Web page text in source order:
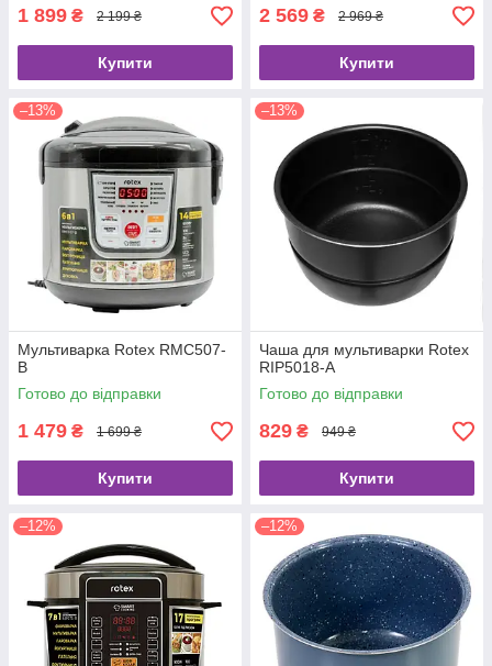
1 899 ₴ 2 199 ₴
Купити
2 569 ₴ 2 969 ₴
Купити
–13%
Мультиварка Rotex RMC507-
B
Готово до відправки
1 479 ₴ 1 699 ₴
Купити
–13%
Чаша для мультиварки Rotex
RIP5018-A
Готово до відправки
829 ₴ 949 ₴
Купити
–12% –12%